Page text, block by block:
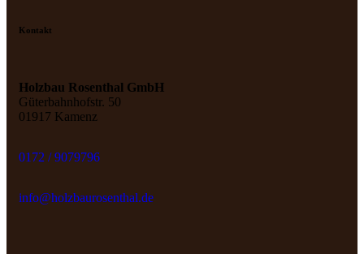
Kontakt
Holzbau Rosenthal GmbH
Güterbahnhofstr. 50
01917 Kamenz
0172 / 9079796
info@holzbaurosenthal.de